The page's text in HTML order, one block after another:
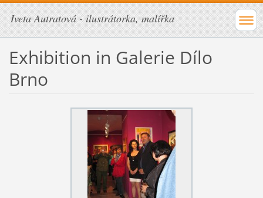
Iveta Autratová - ilustrátorka, malířka
Exhibition in Galerie Dílo
Brno